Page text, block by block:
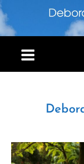
Skip
to
content